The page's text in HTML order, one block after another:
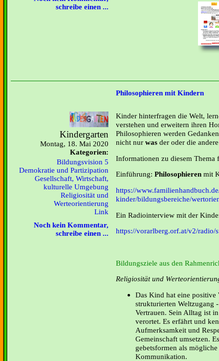
schreibe einen ...
Philosophieren mit Kindern
Kindergarten
Montag, 18. Mai 2020
Kategorien:
Bildungsvision 5
Demokratie und Partizipation
Gesellschaft, Wirtschaft,
kulturelle Umgebung
Religiosität und
Werteorientierung
Link
Noch kein Kommentar,
schreibe einen ...
Kinder hinterfragen die Welt,
verstehen und erweitern ihren
Philosophieren werden
nicht nur was der oder die
Informationen zu diesem Thema
Einführung: Philosophieren mit
https://
kinder/bildungsbereiche/
Ein Radiointerview mit der
https://vorarlberg.orf.at/v2/radio/
Bildungsziele aus den
Religiosität und
Das Kind hat eine
strukturierten Weltzugang
Vertrauen. Sein Alltag ist
verortet. Es erfährt und
Aufmerksamkeit und
Gemeinschaft umsetzen.
gebetsformen als
Kommunikation.